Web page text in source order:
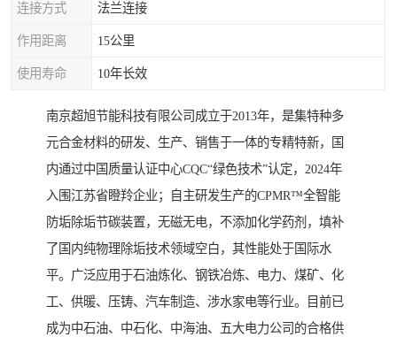
连接方式 法兰连接
作用距离 15公里
使用寿命 10年长效
南京超旭节能科技有限公司成立于2013年，是集特种多
元合金材料的研发、生产、销售于一体的专精特新，国
内通过中国质量认证中心CQC“绿色技术”认定，2024年
入围江苏省瞪羚企业；自主研发生产的CPMR™全智能
防垢除垢节碳装置，无磁无电，不添加化学药剂，填补
了国内纯物理除垢技术领域空白，其性能处于国际水
平。广泛应用于石油炼化、钢铁冶炼、电力、煤矿、化
工、供暖、压铸、汽车制造、涉水家电等行业。目前已
成为中石油、中石化、中海油、五大电力公司的合格供